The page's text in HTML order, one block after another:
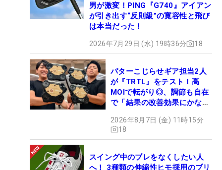
男が激変！PING『G740』アイアン
が引き出す“反則級”の寛容性と飛び
は本当だった！
2026年7月29日 (水) 19時36分 18
パターこじらせギア担当2人
が『TRTL』をテスト！高
MOIで転がり◎、調節も自在
で「結果の改善効果にかなり
2026年8月7日 (金) 11時15分
18
スイング中のブレをなくしたい人
へ！ 3種類の伸縮性ヒモ採用のブリ